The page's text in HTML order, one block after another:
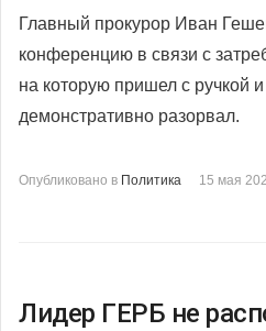
Главный прокурор Иван
конференцию в связи с
на которую пришел с ручкой
демонстративно разорвал.
Опубликовано в Политика 15 мая
Лидер ГЕРБ не